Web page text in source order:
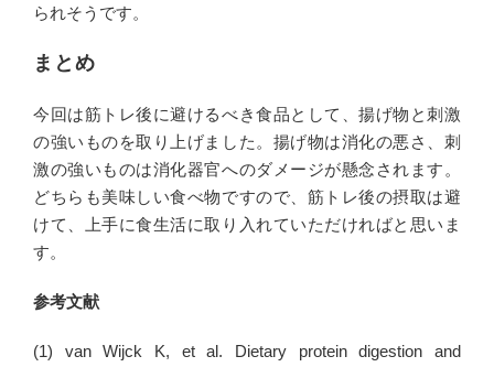
られそうです。
まとめ
今回は筋トレ後に避けるべき食品として、揚げ物と刺激
の強いものを取り上げました。揚げ物は消化の悪さ、刺
激の強いものは消化器官へのダメージが懸念されます。
どちらも美味しい食べ物ですので、筋トレ後の摂取は避
けて、上手に食生活に取り入れていただければと思いま
す。
参考文献
(1) van Wijck K, et al. Dietary protein digestion and